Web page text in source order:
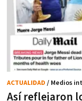
Así reflejaron
ACTUALIDAD / Medios